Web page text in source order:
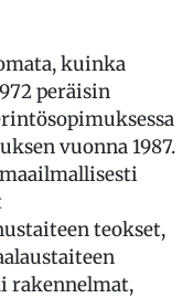
kuinka
peräisin
vuonna 1987.
teokset,
rakennelmat,